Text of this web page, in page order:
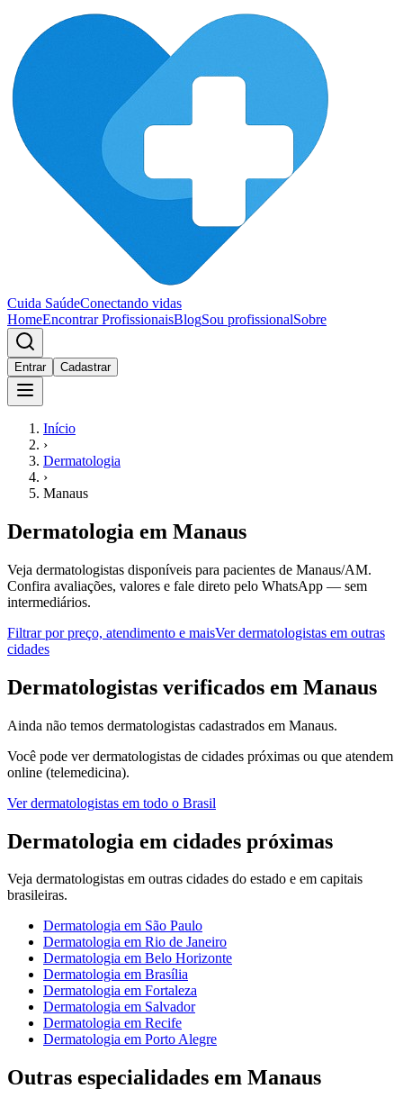
Cuida SaúdeConectando vidas
HomeEncontrar ProfissionaisBlogSou profissionalSobre
Entrar Cadastrar
Início
›
Dermatologia
›
Manaus
Dermatologia em Manaus
Veja dermatologistas disponíveis para pacientes de Manaus/AM.
Confira avaliações, valores e fale direto pelo WhatsApp — sem
intermediários.
Filtrar por preço, atendimento e maisVerdermatologistas em outras
cidades
Dermatologistas verificados em Manaus
Ainda não temos dermatologistas cadastrados em Manaus.
Você pode verdermatologistas de cidades próximas ou que atendem
online (telemedicina).
Verdermatologistas em todo o Brasil
Dermatologia em cidades próximas
Veja dermatologistas em outras cidades do estado e em capitais
brasileiras.
Dermatologia em São Paulo
Dermatologia em Rio de Janeiro
Dermatologia em Belo Horizonte
Dermatologia em Brasília
Dermatologia em Fortaleza
Dermatologia em Salvador
Dermatologia em Recife
Dermatologia em Porto Alegre
Outras especialidades em Manaus